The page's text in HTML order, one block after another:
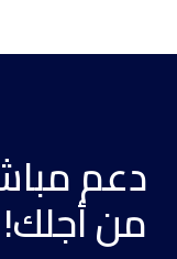
من أجلك!